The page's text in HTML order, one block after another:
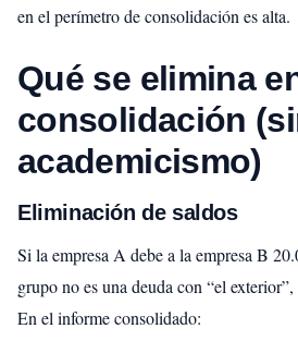
en el perímetro de consolidación es alta.
Qué se elimina
consolidación
academicismo)
Eliminación de saldos
Si la empresa A debe a la empresa B
grupo no es una deuda con “el
En el informe consolidado: